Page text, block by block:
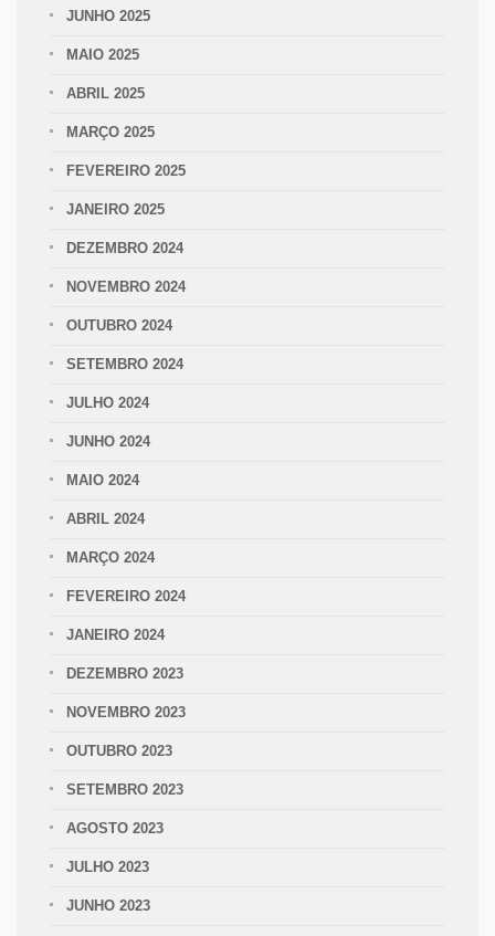
JUNHO 2025
MAIO 2025
ABRIL 2025
MARÇO 2025
FEVEREIRO 2025
JANEIRO 2025
DEZEMBRO 2024
NOVEMBRO 2024
OUTUBRO 2024
SETEMBRO 2024
JULHO 2024
JUNHO 2024
MAIO 2024
ABRIL 2024
MARÇO 2024
FEVEREIRO 2024
JANEIRO 2024
DEZEMBRO 2023
NOVEMBRO 2023
OUTUBRO 2023
SETEMBRO 2023
AGOSTO 2023
JULHO 2023
JUNHO 2023